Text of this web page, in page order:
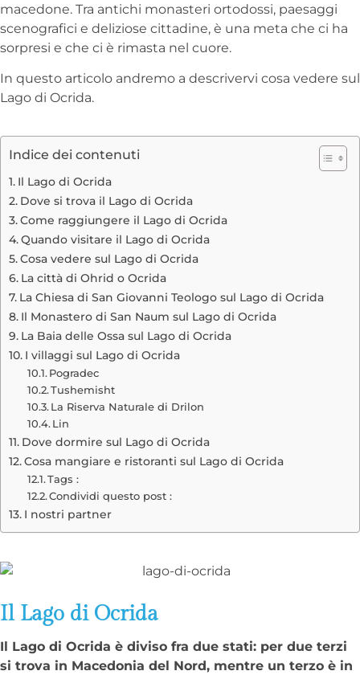
macedone. Tra antichi monasteri ortodossi, paesaggi
scenografici e deliziose cittadine, è una meta che ci ha
sorpresi e che ci è rimasta nel cuore.
In questo articolo andremo a descrivervi cosa vedere sul
Lago di Ocrida.
Indice dei contenuti
Il Lago di Ocrida
Dove si trova il Lago di Ocrida
Come raggiungere il Lago di Ocrida
Quando visitare il Lago di Ocrida
Cosa vedere sul Lago di Ocrida
La città di Ohrid o Ocrida
La Chiesa di San Giovanni Teologo sul Lago di Ocrida
Il Monastero di San Naum sul Lago di Ocrida
La Baia delle Ossa sul Lago di Ocrida
I villaggi sul Lago di Ocrida
Pogradec
Tushemisht
La Riserva Naturale di Drilon
Lin
Dove dormire sul Lago di Ocrida
Cosa mangiare e ristoranti sul Lago di Ocrida
Tags :
Condividi questo post :
I nostri partner
Il Lago di Ocrida
Il Lago di Ocrida è diviso fra due stati: per due terzi
si trova in Macedonia del Nord, mentre un terzo è in